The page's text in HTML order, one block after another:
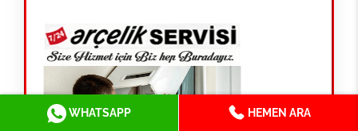
WHATSAPP HEMEN ARA